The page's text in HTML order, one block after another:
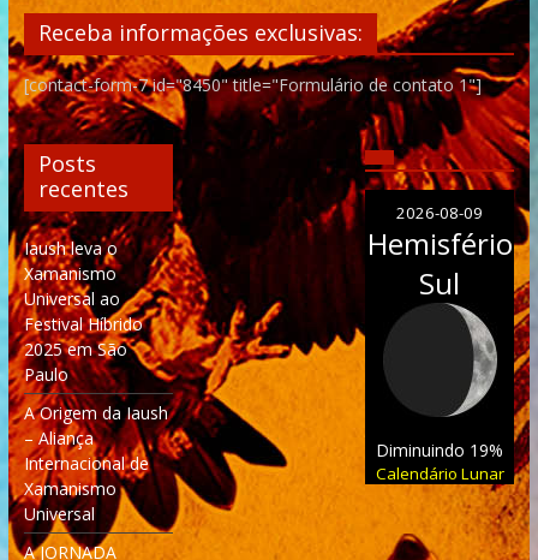
Receba informações exclusivas:
[contact-form-7 id="8450" title="Formulário de contato 1"]
Posts
recentes
Iaush leva o
Xamanismo
Universal ao
Festival Híbrido
2025 em São
Paulo
A Origem da Iaush
– Aliança
Internacional de
Xamanismo
Universal
A JORNADA
2026-08-09
Hemisfério
Sul
Diminuindo 19%
Calendário Lunar